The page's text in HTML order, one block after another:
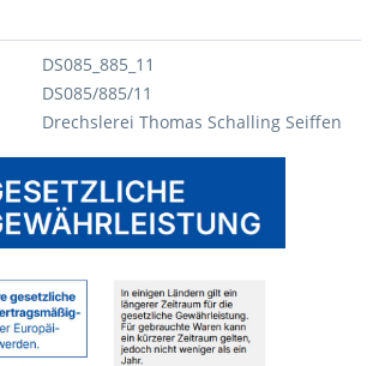
DS085_885_11
DS085/885/11
Drechslerei Thomas Schalling Seiffen